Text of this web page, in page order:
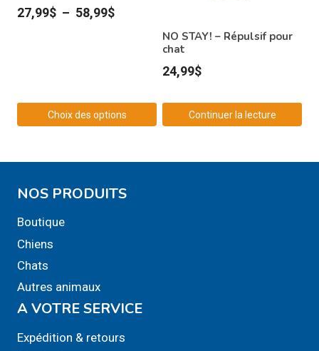
27,99$ – 58,99$Plage
58,99$
Choix des options
plusieurs
options
peuvent
être
choisies
NO STAY! – Répulsif pour
chat
24,99$
Continuer la lecture
NOS PRODUITS
Boutique
Chiens
Chats
Autres animaux
A VOTRE SERVICE
Expédition & retours